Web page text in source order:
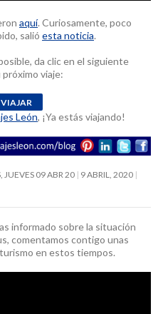
aquí. Curiosamente, poco
salió esta noticia.
da clic en el siguiente
viaje:
León, ¡Ya estás viajando!
JUEVES 09 ABR 20 9 ABRIL, 2020
informado sobre la situación
comentamos contigo unas
en estos tiempos.